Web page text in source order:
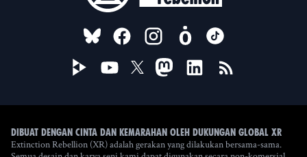
FOLLOW US ON
Dibuat dengan cinta dan kemarahan oleh Dukungan Global XR
Extinction Rebellion (XR) adalah gerakan yang dilakukan bersama-sama.